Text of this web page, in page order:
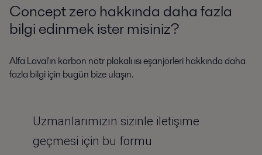
Concept zero hakkında daha fazla
bilgi edinmek ister misiniz?
Alfa Laval'ın karbon nötr plakalı ısı eşanjörleri hakkında daha
fazla bilgi için bugün bize ulaşın.
Uzmanlarımızın sizinle iletişime
geçmesi için bu formu